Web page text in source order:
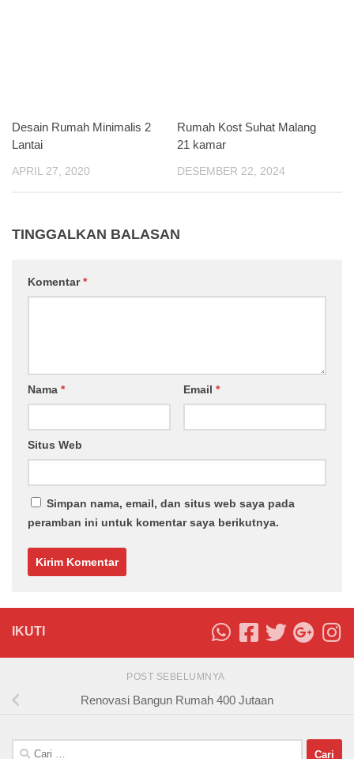
Desain Rumah Minimalis 2
Lantai
APRIL 27, 2020
Rumah Kost Suhat Malang
21 kamar
DESEMBER 22, 2024
TINGGALKAN BALASAN
Komentar*
Nama * Email *
Situs Web
Simpan nama, email, dan situs web saya pada
peramban ini untuk komentar saya berikutnya.
IKUTI
POST SEBELUMNYA
Renovasi Bangun Rumah 400 Jutaan
Cari